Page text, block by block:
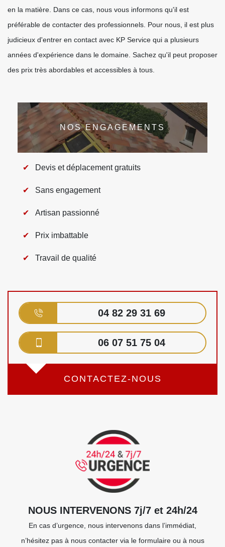
en la matière. Dans ce cas, nous vous informons qu'il est
préférable de contacter des professionnels. Pour nous, il est plus
judicieux d'entrer en contact avec KP Service qui a plusieurs
années d'expérience dans le domaine. Sachez qu'il peut proposer
des prix très abordables et accessibles à tous.
NOS ENGAGEMENTS
Devis et déplacement gratuits
Sans engagement
Artisan passionné
Prix imbattable
Travail de qualité
04 82 29 31 69
06 07 51 75 04
CONTACTEZ-NOUS
NOUS INTERVENONS 7j/7 et 24h/24
En cas d’urgence, nous intervenons dans l’immédiat,
n’hésitez pas à nous contacter via le formulaire ou à nous